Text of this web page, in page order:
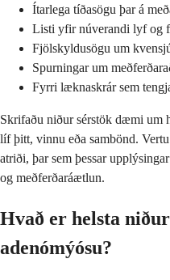
Ítarlega tíðasögu þar á
Listi yfir núverandi lyf og
Fjölskyldusögu um
Spurningar um
Fyrri læknaskrár sem
Skrifaðu niður sérstök dæmi um
líf þitt, vinnu eða sambönd.
atriði, þar sem þessar
og meðferðaráætlun.
Hvað er helsta
adenómýósu?